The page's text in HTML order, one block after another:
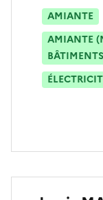
AMIANTE
AMIANTE